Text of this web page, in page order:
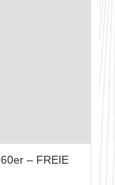
– FREIE